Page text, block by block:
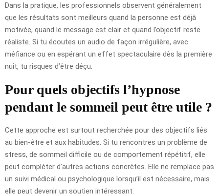
Dans la pratique, les professionnels observent généralement
que les résultats sont meilleurs quand la personne est déjà
motivée, quand le message est clair et quand l’objectif reste
réaliste. Si tu écoutes un audio de façon irrégulière, avec
méfiance ou en espérant un effet spectaculaire dès la première
nuit, tu risques d’être déçu.
Pour quels objectifs l’hypnose
pendant le sommeil peut être utile ?
Cette approche est surtout recherchée pour des objectifs liés
au bien-être et aux habitudes. Si tu rencontres un problème de
stress, de sommeil difficile ou de comportement répétitif, elle
peut compléter d’autres actions concrètes. Elle ne remplace pas
un suivi médical ou psychologique lorsqu’il est nécessaire, mais
elle peut devenir un soutien intéressant.